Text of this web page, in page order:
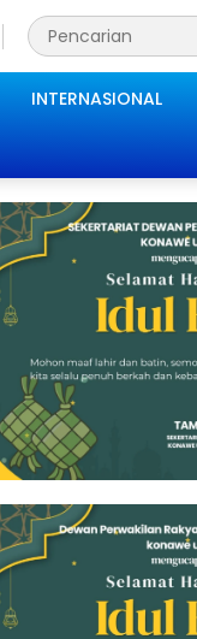
INTERNASIONAL